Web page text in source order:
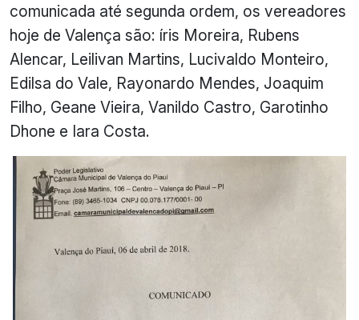
comunicada até segunda ordem, os vereadores
hoje de Valença são: íris Moreira, Rubens
Alencar, Leilivan Martins, Lucivaldo Monteiro,
Edilsa do Vale, Rayonardo Mendes, Joaquim
Filho, Geane Vieira, Vanildo Castro, Garotinho
Dhone e Iara Costa.